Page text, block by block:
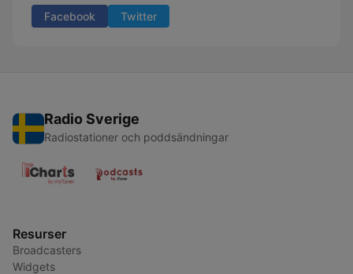
Facebook Twitter
Radio Sverige
Radiostationer och poddsändningar
Resurser
Broadcasters
Widgets